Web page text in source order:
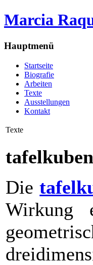
Marcia
Hauptmenü
Startseite
Biografie
Arbeiten
Texte
Ausstellungen
Kontakt
Texte
tafelkuben
Die
Wirkung